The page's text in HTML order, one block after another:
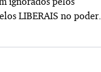
LIBERAIS no poder.